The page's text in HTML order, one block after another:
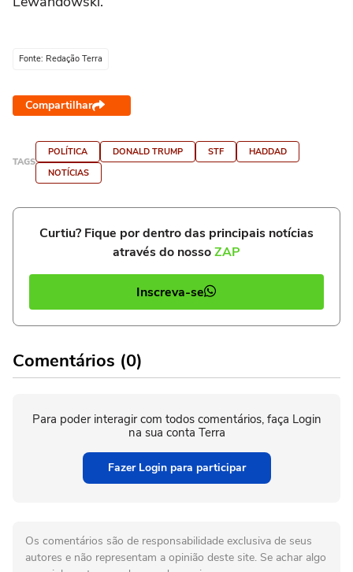
Fonte: Redação Terra
Compartilhar
TAGS
POLÍTICA DONALD TRUMP STF
HADDAD
NOTÍCIAS
Curtiu? Fique por dentro das principais notícias
através do nossoZAP
Inscreva-se
Comentários (0)
Para poder interagir com todos comentários, faça Login
na sua conta Terra
Fazer Login para participar
Os comentários são de responsabilidade exclusiva de seus
autores e não representam a opinião deste site. Se achar algo